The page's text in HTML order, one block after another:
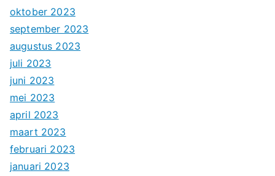
oktober 2023
september 2023
augustus 2023
juli 2023
juni 2023
mei 2023
april 2023
maart 2023
februari 2023
januari 2023